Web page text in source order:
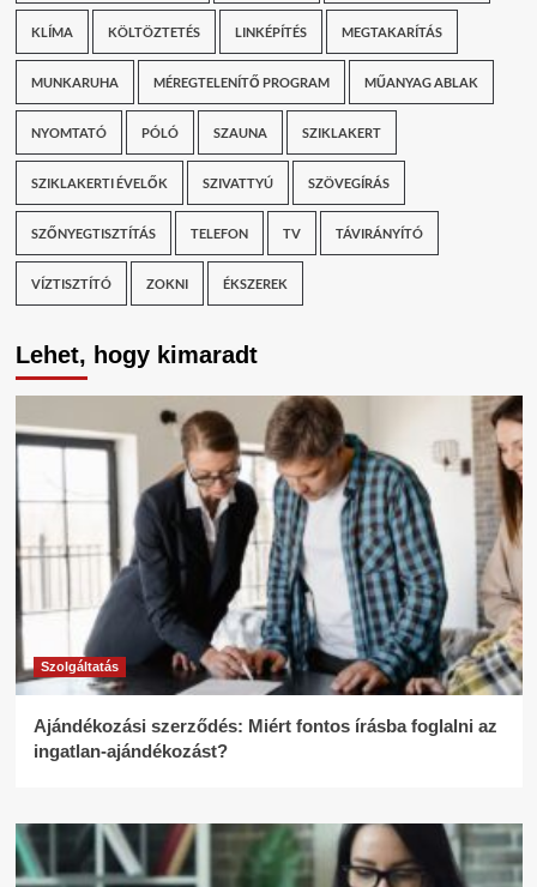
KLÍMA KÖLTÖZTETÉS LINKÉPÍTÉS MEGTAKARÍTÁS
MUNKARUHA MÉREGTELENÍTŐ PROGRAM MŰANYAG ABLAK
NYOMTATÓ PÓLÓ SZAUNA SZIKLAKERT
SZIKLAKERTI ÉVELŐK SZIVATTYÚ SZÖVEGÍRÁS
SZŐNYEGTISZTÍTÁS TELEFON TV TÁVIRÁNYÍTÓ
VÍZTISZTÍTÓ ZOKNI ÉKSZEREK
Lehet, hogy kimaradt
Szolgáltatás
Ajándékozási szerződés: Miért fontos írásba foglalni az
ingatlan-ajándékozást?